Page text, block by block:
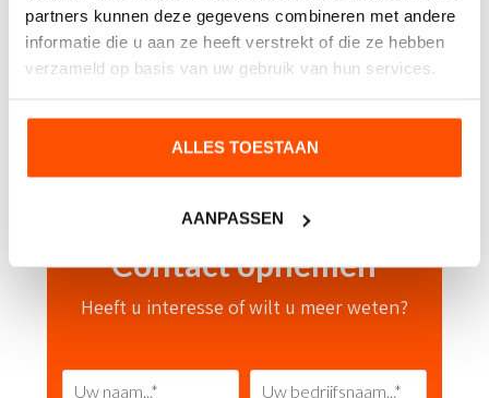
partners kunnen deze gegevens combineren met andere
informatie die u aan ze heeft verstrekt of die ze hebben
verzameld op basis van uw gebruik van hun services.
ALLES TOESTAAN
AANPASSEN
Cijfer sticker 0
Cijfer sticker 6
Contact opnemen
Heeft u interesse of wilt u meer weten?